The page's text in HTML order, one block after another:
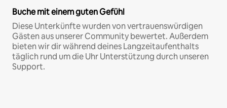
Buche mit einem guten Gefühl
Diese Unterkünfte wurden von vertrauenswürdigen
Gästen aus unserer Community bewertet. Außerdem
bieten wir dir während deines Langzeitaufenthalts
täglich rund um die Uhr Unterstützung durch unseren
Support.